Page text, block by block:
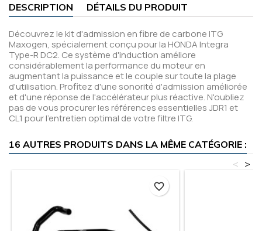
DESCRIPTION DÉTAILS DU PRODUIT
Découvrez le kit d'admission en fibre de carbone ITG
Maxogen, spécialement conçu pour la HONDA Integra
Type-R DC2. Ce système d'induction améliore
considérablement la performance du moteur en
augmentant la puissance et le couple sur toute la plage
d'utilisation. Profitez d'une sonorité d'admission améliorée
et d'une réponse de l'accélérateur plus réactive. N'oubliez
pas de vous procurer les références essentielles JDR1 et
CL1 pour l'entretien optimal de votre filtre ITG.
16 AUTRES PRODUITS DANS LA MÊME CATÉGORIE :
>
<
favorite_border